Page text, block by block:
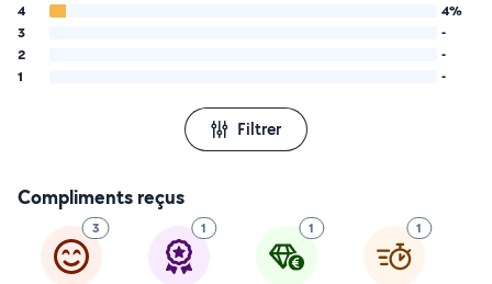
4
4%
3
-
2
-
1
-
Filtrer
Compliments reçus
3 1 1 1